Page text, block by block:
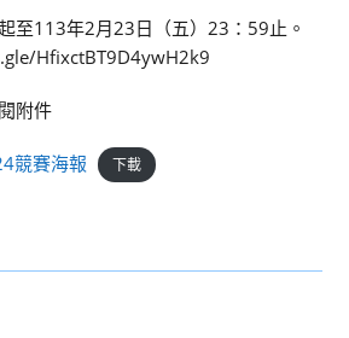
至113年2月23日（五）23：59止。
HfixctBT9D4ywH2k9
附件
競賽海報 下載